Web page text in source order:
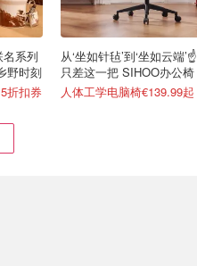
系列
野时刻
折扣券
从‘坐如针毡’到‘坐如云端’☝️
只差这一把 SIHOO办公椅
人体工学电脑椅€139.99起